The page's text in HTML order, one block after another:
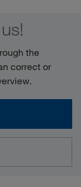
the
correct or